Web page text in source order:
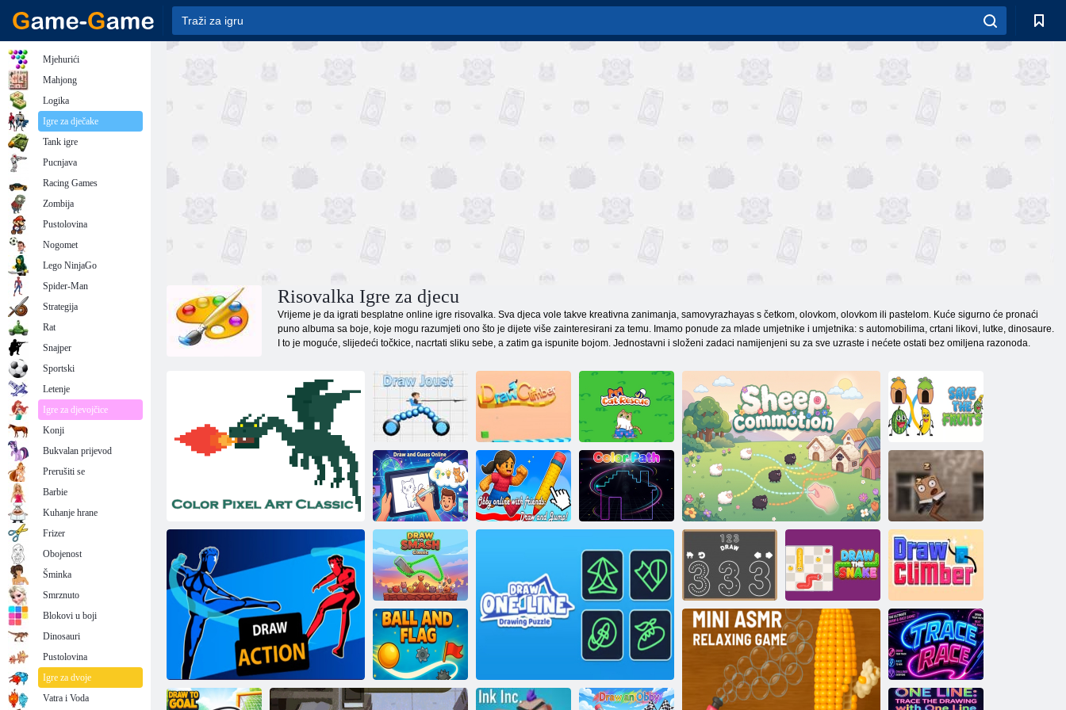
Risovalka Igre za djecu
Vrijeme je da igrati besplatne online igre risovalka. Sva djeca vole takve kreativna zanimanja, samovyrazhayas s četkom, olovkom, olovkom ili pastelom. Kuće sigurno će pronaći
puno albuma sa boje, koje mogu razumjeti ono što je dijete više zainteresirani za temu. Imamo ponude za mlade umjetnike i umjetnika: s automobilima, crtani likovi, lutke, dinosaure.
I to je moguće, slijedeći točkice, nacrtati sliku sebe, a zatim ga ispunite bojom. Jednostavni i složeni zadaci namijenjeni su za sve uzraste i nećete ostati bez omiljena razonoda.
Boja Pixel Art Classic - boja piksela
brojevima
Crtanje viteškog
turnira
Nacrtaj penjač 2
Spašavanje
mačaka
Ovčja gužva
Sačuvajte voće
Crtajte i
pogađajte online
i skači!
Put u boji Probudi kutiju 2
Draw and
Destroy Classic
123 crtanje Nacrtaj zmiju Nacrtajte penjača
Mjehurići
Mahjong
Logika
Igre za dječake
Tank igre
Pucnjava
Racing Games
Zombija
Pustolovina
Nogomet
Lego NinjaGo
Spider-Man
Strategija
Rat
Snajper
Sportski
Letenje
Igre za djevojčice
Konji
Bukvalan prijevod
Prerušiti se
Barbie
Kuhanje hrane
Frizer
Obojenost
Šminka
Smrznuto
Blokovi u boji
Dinosauri
Pustolovina
Igre za dvoje
Vatra i Voda